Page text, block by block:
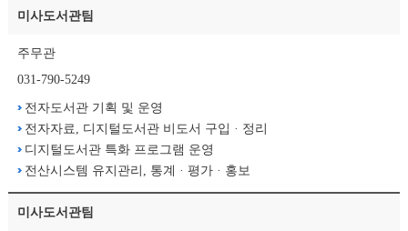
미사도서관팀
주무관
031-790-5249
전자도서관 기획 및 운영
전자자료, 디지털도서관 비도서 구입 · 정리
디지털도서관 특화 프로그램 운영
전산시스템 유지관리, 통계 · 평가 · 홍보
미사도서관팀